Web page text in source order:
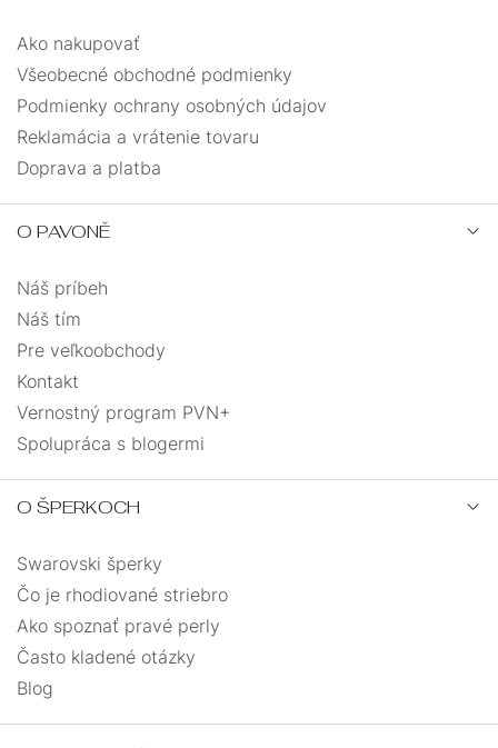
Ako nakupovať
Všeobecné obchodné podmienky
Podmienky ochrany osobných údajov
Reklamácia a vrátenie tovaru
Doprava a platba
O PAVONĚ
Náš príbeh
Náš tím
Pre veľkoobchody
Kontakt
Vernostný program PVN+
Spolupráca s blogermi
O ŠPERKOCH
Swarovski šperky
Čo je rhodiované striebro
Ako spoznať pravé perly
Často kladené otázky
Blog